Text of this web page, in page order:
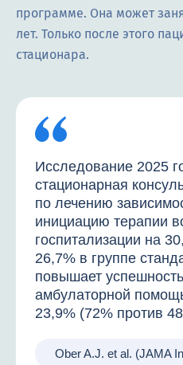
программе. Она может
лет. Только после этого
стационара.
Исследование 2025
стационарная
по лечению
инициацию терапии
госпитализации на
26,7% в группе
повышает
амбулаторной
23,9% (72% против
Ober A.J. et al. (JAMA